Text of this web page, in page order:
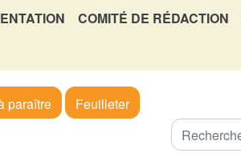
COMITÉ DE RÉDACTION
paraître
Feuilleter